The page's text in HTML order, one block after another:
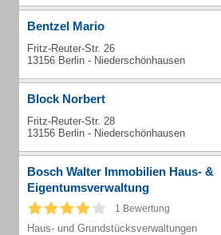
Bentzel Mario
Fritz-Reuter-Str. 26
13156 Berlin - Niederschönhausen
Block Norbert
Fritz-Reuter-Str. 28
13156 Berlin - Niederschönhausen
Bosch Walter Immobilien Haus- &
Eigentumsverwaltung
1 Bewertung
Haus- und Grundstücksverwaltungen